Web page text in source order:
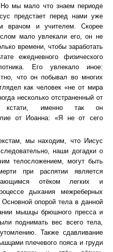
мы мало что знаем периоде
предстает перед нами уже
врачом и учителем. Скорее
мало увлекали его, он не
времени, чтобы заработать
ежедневного физического
Его увлекало иное:
что он побывал во многих
как человек «не от мира
несколько отстраненный от
кстати, именно так он
от Иоанна: «Я не от сего
мы находим, что Иисус
наши догадки о
телосложением, могут быть
при распятии является
отёком легких и
дыхания межреберных
опорой тела в данной
мышцы брюшного пресса и
поднимать вес всего тела,
Также сдавливание
плечевого пояса и груди